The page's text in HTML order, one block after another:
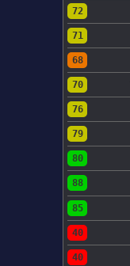
72
71
68
70
76
79
80
88
85
40
40